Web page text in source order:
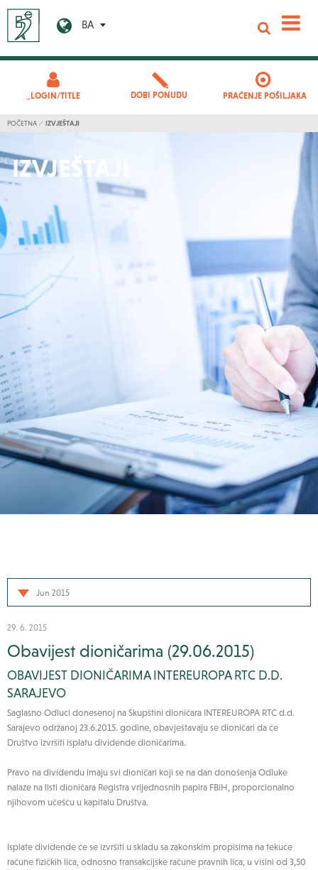
BA
_LOGIN/TITLE DOBI PONUDU PRAĆENJE POŠILJAKA
POČETNA IZVJEŠTAJI
IZVJEŠTAJI
Jun 2015
29. 6. 2015
Obavijest dioničarima (29.06.2015)
OBAVIJEST DIONIČARIMA INTEREUROPA RTC D.D.
SARAJEVO
Saglasno Odluci donesenoj na Skupštini dioničara INTEREUROPA RTC d.d.
Sarajevo održanoj 23.6.2015. godine, obavještavaju se dioničari da će
Društvo izvršiti isplatu dividende dioničarima.
Pravo na dividendu imaju svi dioničari koji se na dan donošenja Odluke
nalaze na listi dioničara Registra vrijednosnih papira FBiH, proporcionalno
njihovom učešću u kapitalu Društva.
Isplate dividende će se izvršiti u skladu sa zakonskim propisima na tekuće
račune fizičkih lica, odnosno transakcijske račune pravnih lica, u visini od 3,50